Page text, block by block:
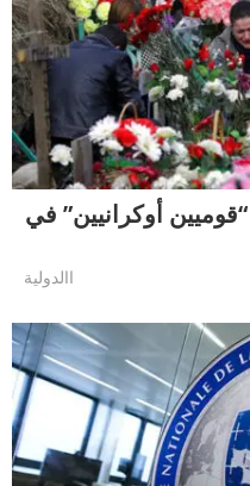
أوكرانيين” في
االدولية